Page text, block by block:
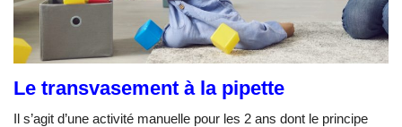
Le transvasement à la pipette
Il s’agit d’une activité manuelle pour les 2 ans dont le principe